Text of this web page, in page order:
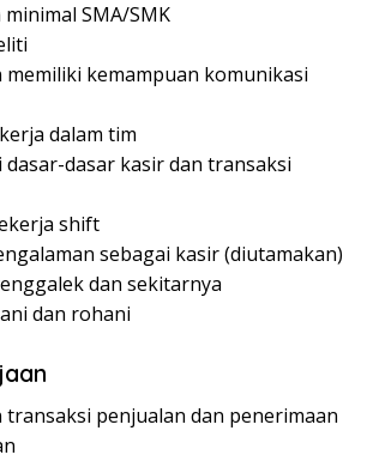
SMA/SMK
memiliki kemampuan komunikasi
dalam tim
dasar-dasar kasir dan transaksi
shift
sebagai kasir (diutamakan)
dan sekitarnya
dan rohani
transaksi penjualan dan penerimaan